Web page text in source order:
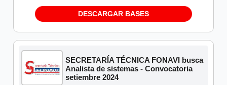
DESCARGAR BASES
SECRETARÍA TÉCNICA FONAVI busca
Analista de sistemas - Convocatoria
setiembre 2024